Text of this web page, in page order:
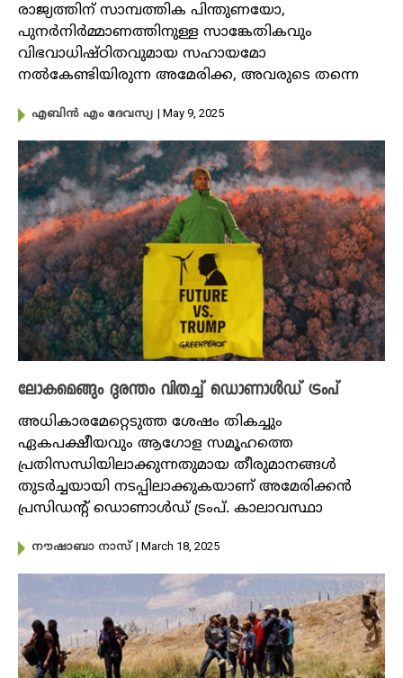
രാജ്യത്തിന് സാമ്പത്തിക പിന്തുണയോ,
പുനർനിർമ്മാണത്തിനുള്ള സാങ്കേതികവും
വിഭവാധിഷ്ഠിതവുമായ സഹായമോ
നൽകേണ്ടിയിരുന്ന അമേരിക്ക, അവരുടെ തന്നെ
എബിൻ എം ദേവസ്യ | May 9, 2025
ലോകമെങ്ങും ദുരന്തം വിതച്ച് ഡൊണാൾഡ് ട്രംപ്
അധികാരമേറ്റെടുത്ത ശേഷം തികച്ചും
ഏകപക്ഷീയവും ആ​ഗോള സമൂഹത്തെ
പ്രതിസന്ധിയിലാക്കുന്നതുമായ തീരുമാനങ്ങൾ
തുടർച്ചയായി നടപ്പിലാക്കുകയാണ് അമേരിക്കൻ
പ്രസിഡന്റ് ഡൊണാൾഡ് ട്രംപ്. കാലാവസ്ഥാ
നൗഷാബാ നാസ് | March 18, 2025